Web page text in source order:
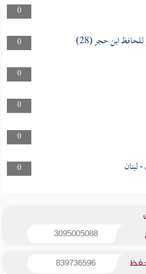
0
0
ابن حجر (28)
0
0
0
0
لبنان
3095005088
839736596